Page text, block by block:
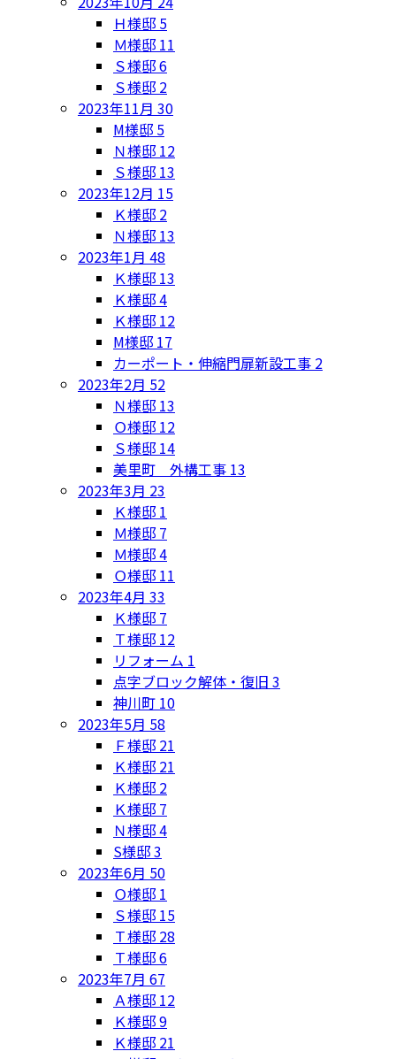
Ｈ様邸 5
Ｍ様邸 11
Ｓ様邸6
Ｓ様邸 2
2023年11月 30
M様邸 5
Ｎ様邸 12
Ｓ様邸 13
2023年12月 15
Ｋ様邸 2
Ｎ様邸 13
2023年1月 48
Ｋ様邸 13
Ｋ様邸4
Ｋ様邸 12
M様邸 17
カーポート・伸縮門扉新設工事 2
2023年2月 52
Ｎ様邸 13
Ｏ様邸 12
Ｓ様邸 14
美里町 外構工事 13
2023年3月 23
Ｋ様邸 1
Ｍ様邸 7
Ｍ様邸4
Ｏ様邸 11
2023年4月 33
Ｋ様邸 7
Ｔ様邸 12
リフォーム 1
点字ブロック解体・復旧 3
神川町 10
2023年5月 58
Ｆ様邸 21
Ｋ様邸 21
Ｋ様邸 2
Ｋ様邸 7
Ｎ様邸4
S様邸3
2023年6月 50
Ｏ様邸 1
Ｓ様邸 15
Ｔ様邸 28
Ｔ様邸6
2023年7月 67
Ａ様邸 12
Ｋ様邸9
Ｋ様邸 21